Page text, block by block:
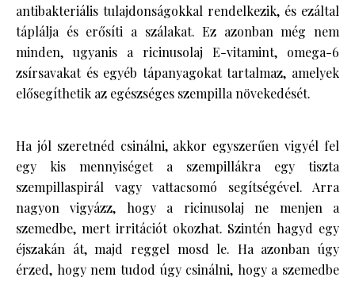
antibakteriális tulajdonságokkal rendelkezik, és ezáltal
táplálja és erősíti a szálakat. Ez azonban még nem
minden, ugyanis a ricinusolaj E-vitamint, omega-6
zsírsavakat és egyéb tápanyagokat tartalmaz, amelyek
elősegíthetik az egészséges szempilla növekedését.
Ha jól szeretnéd csinálni, akkor egyszerűen vigyél fel
egy kis mennyiséget a szempillákra egy tiszta
szempillaspirál vagy vattacsomó segítségével. Arra
nagyon vigyázz, hogy a ricinusolaj ne menjen a
szemedbe, mert irritációt okozhat. Szintén hagyd egy
éjszakán át, majd reggel mosd le. Ha azonban úgy
érzed, hogy nem tudod úgy csinálni, hogy a szemedbe